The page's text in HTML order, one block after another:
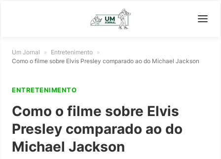
Um Jornal » Entretenimento »
Como o filme sobre Elvis Presley comparado ao do Michael Jackson
ENTRETENIMENTO
Como o filme sobre Elvis
Presley comparado ao do
Michael Jackson